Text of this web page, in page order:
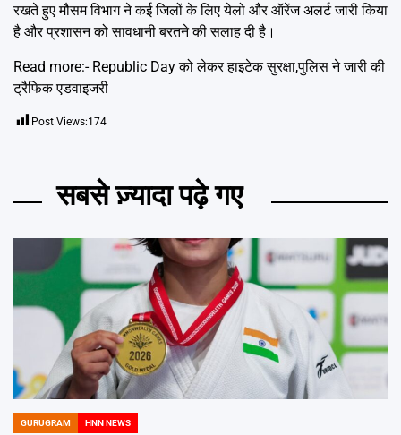
रखते हुए मौसम विभाग ने कई जिलों के लिए येलो और ऑरेंज अलर्ट जारी किया
है और प्रशासन को सावधानी बरतने की सलाह दी है।
Read more:- Republic Day को लेकर हाइटेक सुरक्षा,पुलिस ने जारी की
ट्रैफिक एडवाइजरी
Post Views:174
सबसे ज़्यादा पढ़े गए
POSTED
GURUGRAM HNN NEWS